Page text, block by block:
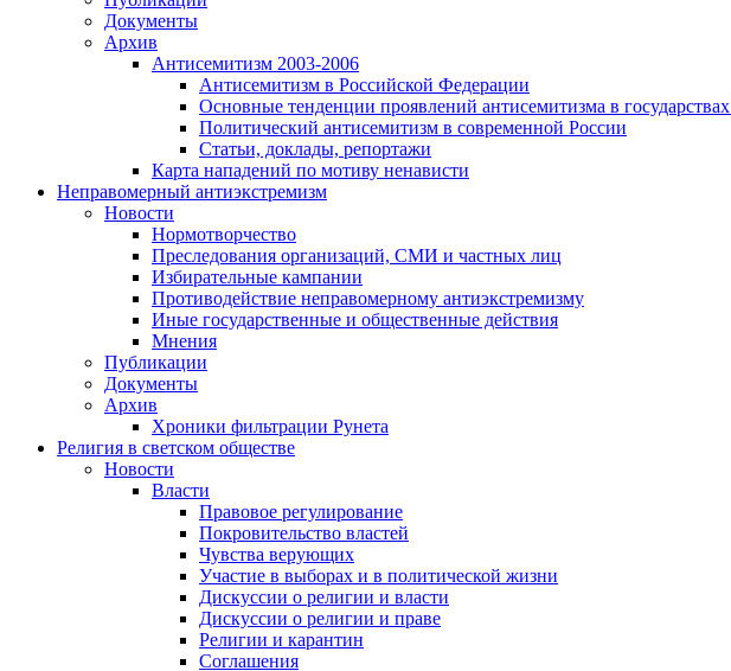
Документы
Архив
Антисемитизм 2003-2006
Антисемитизм в Российской Федерации
Основные тенденции проявлений антисемитизма в
Политический антисемитизм в современной России
Статьи, доклады, репортажи
Карта нападений по мотиву ненависти
Неправомерный антиэкстремизм
Новости
Нормотворчество
Преследования организаций, СМИ и частных лиц
Избирательные кампании
Противодействие неправомерному антиэкстремизму
Иные государственные и общественные действия
Мнения
Публикации
Документы
Архив
Хроники фильтрации Рунета
Религия в светском обществе
Новости
Власти
Правовое регулирование
Покровительство властей
Чувства верующих
Участие в выборах и в политической жизни
Дискуссии о религии и власти
Дискуссии о религии и праве
Религии и карантин
Соглашения